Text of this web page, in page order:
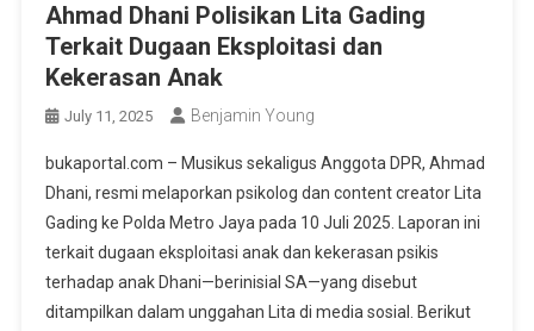
Ahmad Dhani Polisikan Lita Gading
Terkait Dugaan Eksploitasi dan
Kekerasan Anak
July 11, 2025 Benjamin Young
bukaportal.com – Musikus sekaligus Anggota DPR, Ahmad
Dhani, resmi melaporkan psikolog dan content creator Lita
Gading ke Polda Metro Jaya pada 10 Juli 2025. Laporan ini
terkait dugaan eksploitasi anak dan kekerasan psikis
terhadap anak Dhani—berinisial SA—yang disebut
ditampilkan dalam unggahan Lita di media sosial. Berikut